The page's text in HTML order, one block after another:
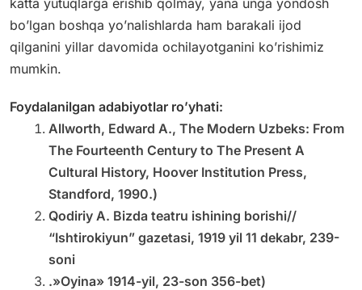
bo’lgan boshqa yo’nalishlarda ham barakali ijod
qilganini yillar davomida ochilayotganini ko’rishimiz
mumkin.
Foydalanilgan adabiyotlar ro’yhati:
Allworth, Edward A., The Modern Uzbeks: From
The Fourteenth Century to The Present A
Cultural History, Hoover Institution Press,
Standford, 1990.)
Qodiriy A. Bizda teatru ishining borishi//
“Ishtirokiyun” gazetasi, 1919 yil 11 dekabr, 239-
soni
.»Oyina» 1914-yil, 23-son 356-bet)